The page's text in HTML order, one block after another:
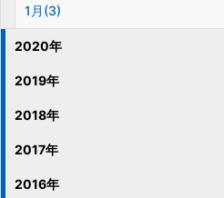
1月(3)
2020年
2019年
2018年
2017年
2016年